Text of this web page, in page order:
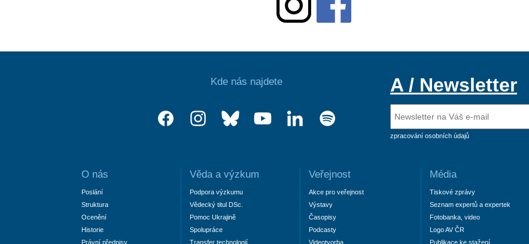
Kde nás najdete A / Newsletter
zpracování osobních údajů
O nás
Poslání
Struktura
Ocenění
Historie
Právní předpisy
Věda a výzkum
Podpora výzkumu
Vědecký titul DSc.
Pomoc Ukrajině
Spolupráce
Transfer technologií
Veřejnost
Akce pro veřejnost
Výstavy
Časopisy
Podcasty
Videotvorba
Média
Tiskové zprávy
Seznam expertů a expertek
Fotobanka, video
Logo AV ČR
Publikace ke stažení